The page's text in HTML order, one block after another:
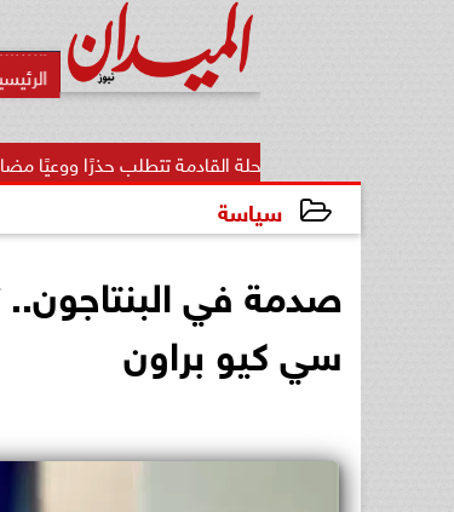
المرحلة القادمة تتطلب حذرًا ووعيًا مضاعفًا لحماية
سياسة
صدمة في البنتاجون..
سي كيو براون